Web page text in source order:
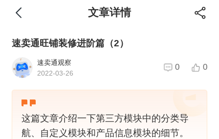
文章详情
速卖通旺铺装修进阶篇（2）
速卖通观察
2022-03-26
0 0
这篇文章介绍一下第三方模块中的分类导
航、自定义模块和产品信息模块的细节。